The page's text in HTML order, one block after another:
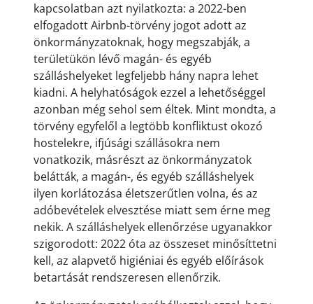
kapcsolatban azt nyilatkozta: a 2022-ben
elfogadott Airbnb-törvény jogot adott az
önkormányzatoknak, hogy megszabják, a
területükön lévő magán- és egyéb
szálláshelyeket legfeljebb hány napra lehet
kiadni. A helyhatóságok ezzel a lehetőséggel
azonban még sehol sem éltek. Mint mondta, a
törvény egyfelől a legtöbb konfliktust okozó
hostelekre, ifjúsági szállásokra nem
vonatkozik, másrészt az önkormányzatok
belátták, a magán-, és egyéb szálláshelyek
ilyen korlátozása életszerűtlen volna, és az
adóbevételek elvesztése miatt sem érne meg
nekik. A szálláshelyek ellenőrzése ugyanakkor
szigorodott: 2022 óta az összeset minősíttetni
kell, az alapvető higiéniai és egyéb előírások
betartását rendszeresen ellenőrzik.